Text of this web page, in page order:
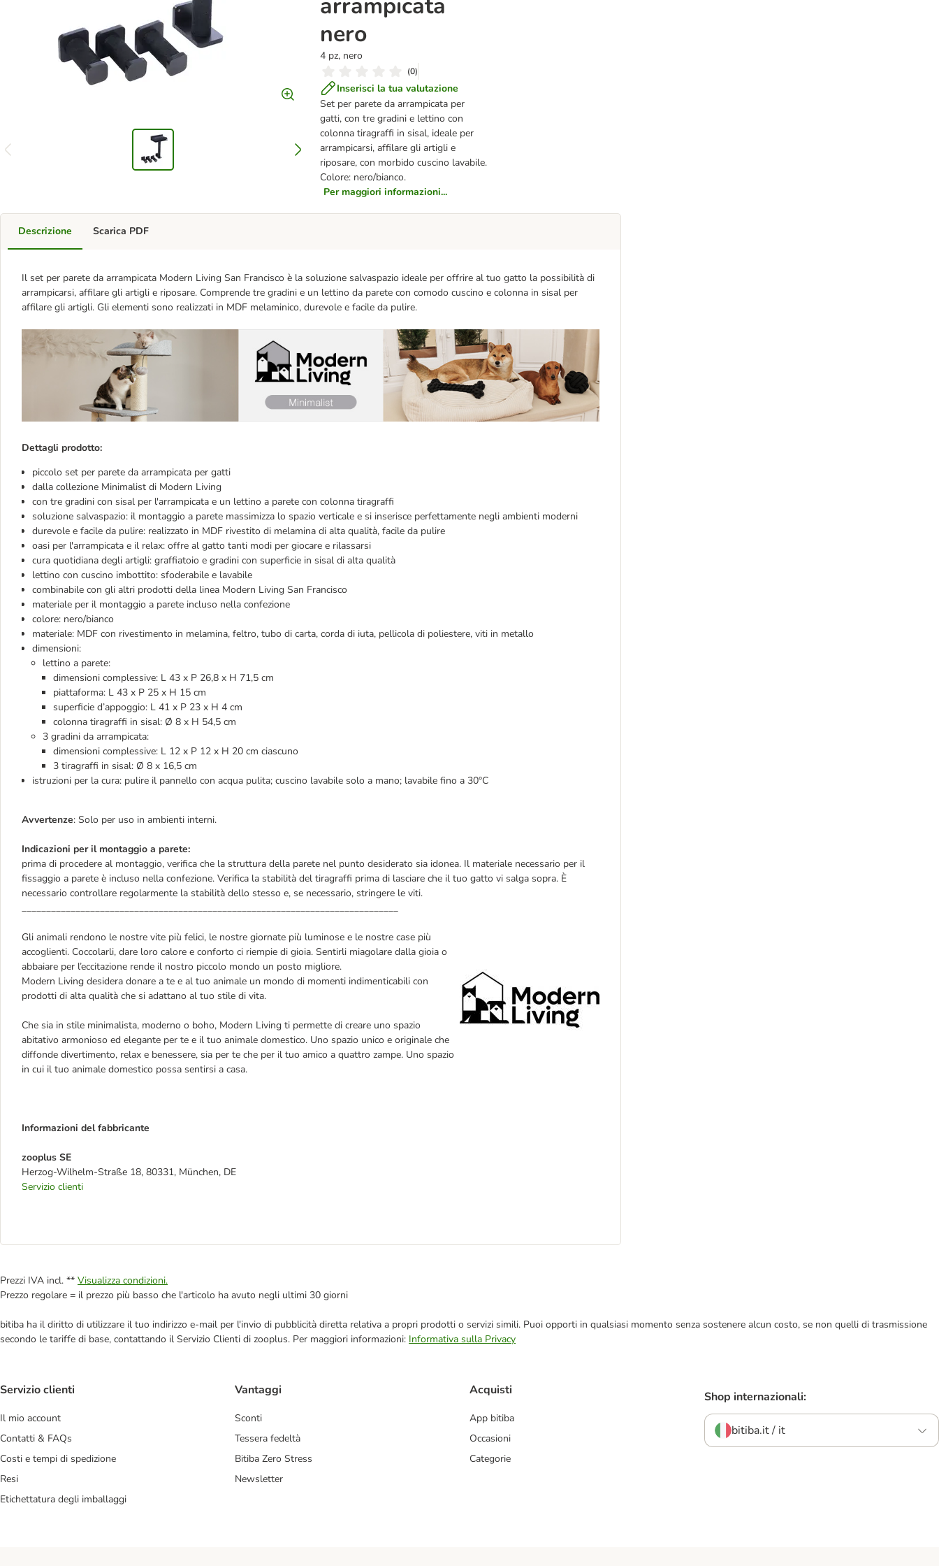
nero
4 pz, nero
(0)
Inserisci la tua valutazione
Set per parete da arrampicata per
gatti, con tre gradini e lettino con
colonna tiragraffi in sisal, ideale per
arrampicarsi, affilare gli artigli e
riposare, con morbido cuscino lavabile.
Colore: nero/bianco.
Per maggiori informazioni...
Descrizione
Il set per parete da arrampicata Modern Living San Francisco è la soluzione salvaspazio ideale per offrire al tuo gatto la possibilità di
arrampicarsi, affilare gli artigli e riposare. Comprende tre gradini e un lettino da parete con comodo cuscino e colonna in sisal per
affilare gli artigli. Gli elementi sono realizzati in MDF melaminico, durevole e facile da pulire.
Dettagli prodotto:
piccolo set per parete da arrampicata per gatti
dalla collezione Minimalist di Modern Living
con tre gradini con sisal per l'arrampicata e un lettino a parete con colonna tiragraffi
soluzione salvaspazio: il montaggio a parete massimizza lo spazio verticale e si inserisce perfettamente negli ambienti moderni
durevole e facile da pulire: realizzato in MDF rivestito di melamina di alta qualità, facile da pulire
oasi per l'arrampicata e il relax: offre al gatto tanti modi per giocare e rilassarsi
cura quotidiana degli artigli: graffiatoio e gradini con superficie in sisal di alta qualità
lettino con cuscino imbottito: sfoderabile e lavabile
combinabile con gli altri prodotti della linea Modern Living San Francisco
materiale per il montaggio a parete incluso nella confezione
colore: nero/bianco
materiale: MDF con rivestimento in melamina, feltro, tubo di carta, corda di iuta, pellicola di poliestere, viti in metallo
dimensioni:
lettino a parete:
dimensioni complessive: L 43 x P 26,8 x H 71,5 cm
piattaforma: L 43 x P 25 x H 15 cm
superficie d’appoggio: L 41 x P 23 x H 4 cm
colonna tiragraffi in sisal: Ø 8 x H 54,5 cm
3 gradini da arrampicata:
dimensioni complessive: L 12 x P 12 x H 20 cm ciascuno
3 tiragraffi in sisal: Ø 8 x 16,5 cm
istruzioni per la cura: pulire il pannello con acqua pulita; cuscino lavabile solo a mano; lavabile fino a 30°C
Avvertenze: Solo per uso in ambienti interni.
Indicazioni per il montaggio a parete:
prima di procedere al montaggio, verifica che la struttura della parete nel punto desiderato sia idonea. Il materiale necessario per il
fissaggio a parete è incluso nella confezione. Verifica la stabilità del tiragraffi prima di lasciare che il tuo gatto vi salga sopra. È
necessario controllare regolarmente la stabilità dello stesso e, se necessario, stringere le viti.
_____________________________________________________________________________
Gli animali rendono le nostre vite più felici, le nostre giornate più luminose e le nostre case più
accoglienti. Coccolarli, dare loro calore e conforto ci riempie di gioia. Sentirli miagolare dalla gioia o
abbaiare per l’eccitazione rende il nostro piccolo mondo un posto migliore.
Modern Living desidera donare a te e al tuo animale un mondo di momenti indimenticabili con
prodotti di alta qualità che si adattano al tuo stile di vita.
Che sia in stile minimalista, moderno o boho, Modern Living ti permette di creare uno spazio
abitativo armonioso ed elegante per te e il tuo animale domestico. Uno spazio unico e originale che
diffonde divertimento, relax e benessere, sia per te che per il tuo amico a quattro zampe. Uno spazio
in cui il tuo animale domestico possa sentirsi a casa.
Informazioni del fabbricante
zooplus SE
Herzog-Wilhelm-Straße 18, 80331, München, DE
Servizio clienti
Scarica PDF
Prezzi IVA incl. ** Visualizza condizioni.
Prezzo regolare = il prezzo più basso che l'articolo ha avuto negli ultimi 30 giorni
bitiba ha il diritto di utilizzare il tuo indirizzo e-mail per l'invio di pubblicità diretta relativa a propri prodotti o servizi simili. Puoi opporti in qualsiasi momento senza sostenere alcun costo, se non quelli di trasmissione
secondo le tariffe di base, contattando il Servizio Clienti di zooplus. Per maggiori informazioni: Informativa sulla Privacy
Servizio clienti
Il mio account
Contatti & FAQs
Costi e tempi di spedizione
Resi
Etichettatura degli imballaggi
Vantaggi
Sconti
Tessera fedeltà
Bitiba Zero Stress
Newsletter
Acquisti
App bitiba
Occasioni
Categorie
Shop internazionali:
bitiba.it / it